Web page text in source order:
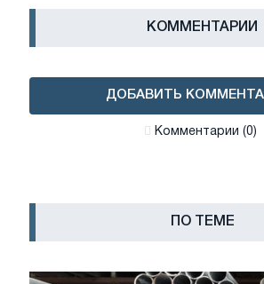
КОММЕНТАРИИ
ДОБАВИТЬ
Комментарии (0)
ПО ТЕМЕ